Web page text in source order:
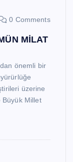
0 Comments
MİLAT
önemli bir
üzerine
Millet